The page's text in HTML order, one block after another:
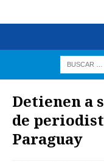
Detienen a
de
Paraguay